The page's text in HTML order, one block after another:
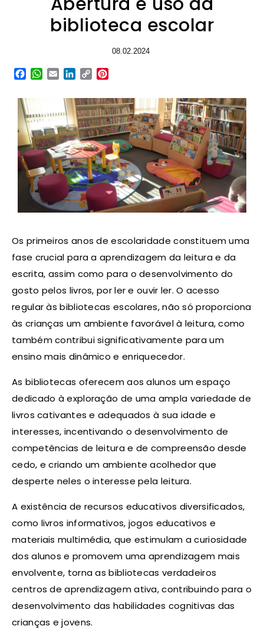
biblioteca escolar
08.02.2024
Facebook
WhatsApp
EmailLinkedIn
Copy
Os primeiros anos de escolaridade constituem uma
fase crucial para a aprendizagem da leitura e da
escrita, assim como para o desenvolvimento do
gosto pelos livros, por ler e ouvir ler. O acesso
regular às bibliotecas escolares, não só proporciona
às crianças um ambiente favorável à leitura, como
também contribui significativamente para um
ensino mais dinâmico e enriquecedor.
As bibliotecas oferecem aos alunos um espaço
dedicado à exploração de uma ampla variedade de
livros cativantes e adequados à sua idade e
interesses, incentivando o desenvolvimento de
competências de leitura e de compreensão desde
cedo, e criando um ambiente acolhedor que
desperte neles o interesse pela leitura.
A existência de recursos educativos diversificados,
como livros informativos, jogos educativos e
materiais multimédia, que estimulam a curiosidade
dos alunos e promovem uma aprendizagem mais
envolvente, torna as bibliotecas verdadeiros
centros de aprendizagem ativa, contribuindo para o
desenvolvimento das habilidades cognitivas das
crianças e jovens.